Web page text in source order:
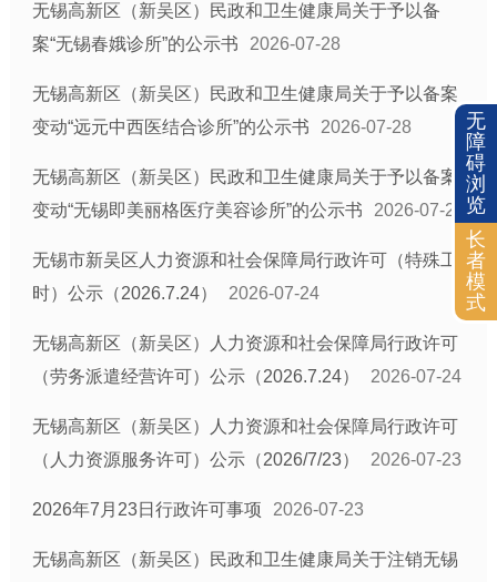
无
障
碍
浏
览
长
者
模
式
无锡高新区（新吴区）民政和卫生健康局关于予以备
案“无锡春娥诊所”的公示书
2026-07-28
无锡高新区（新吴区）民政和卫生健康局关于予以备案
变动“远元中西医结合诊所”的公示书
2026-07-28
无锡高新区（新吴区）民政和卫生健康局关于予以备案
变动“无锡即美丽格医疗美容诊所”的公示书
2026-07-28
无锡市新吴区人力资源和社会保障局行政许可（特殊工
时）公示（2026.7.24）
2026-07-24
无锡高新区（新吴区）人力资源和社会保障局行政许可
（劳务派遣经营许可）公示（2026.7.24）
2026-07-24
无锡高新区（新吴区）人力资源和社会保障局行政许可
（人力资源服务许可）公示（2026/7/23）
2026-07-23
2026年7月23日行政许可事项 2026-07-23
无锡高新区（新吴区）民政和卫生健康局关于注销无锡